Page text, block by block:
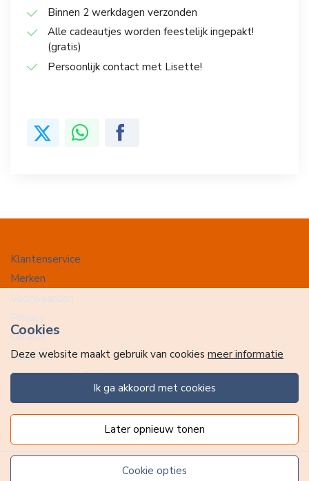
Binnen 2 werkdagen verzonden
Alle cadeautjes worden feestelijk ingepakt!
(gratis)
Persoonlijk contact met Lisette!
Klantenservice
Merken
Voorwaarden
Privacy
Cookies
Klachten
Retourneren & Ruilen
Cookies
Deze website maakt gebruik van cookies meer informatie
ik ga akkoord met cookies
later opnieuw tonen
cookie opties